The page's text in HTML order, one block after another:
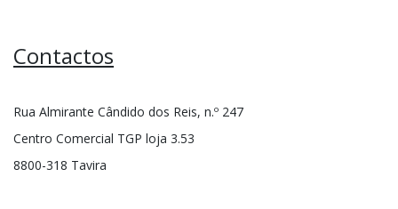
Contactos
Rua Almirante Cândido dos Reis, n.º 247
Centro Comercial TGP loja 3.53
8800-318 Tavira